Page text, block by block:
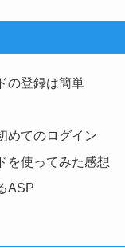
の登録は簡単
めてのログイン
を使ってみた感想
ASP